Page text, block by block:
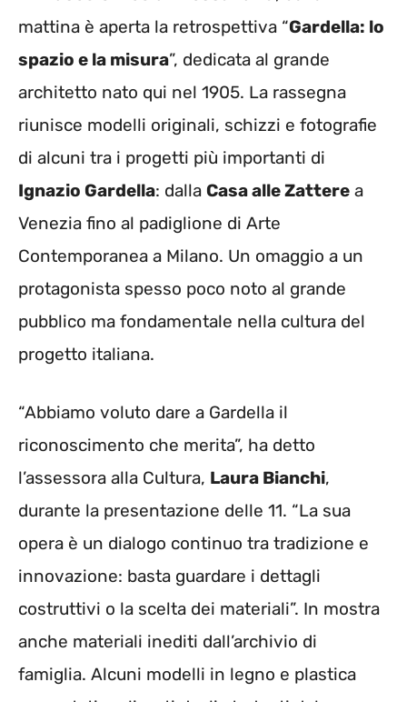
mattina è aperta la retrospettiva “Gardella: lo
spazio e la misura”, dedicata al grande
architetto nato qui nel 1905. La rassegna
riunisce modelli originali, schizzi e fotografie
di alcuni tra i progetti più importanti di
Ignazio Gardella: dalla Casa alle Zattere a
Venezia fino al padiglione di Arte
Contemporanea a Milano. Un omaggio a un
protagonista spesso poco noto al grande
pubblico ma fondamentale nella cultura del
progetto italiana.
“Abbiamo voluto dare a Gardella il
riconoscimento che merita”, ha detto
l’assessora alla Cultura, Laura Bianchi,
durante la presentazione delle 11. “La sua
opera è un dialogo continuo tra tradizione e
innovazione: basta guardare i dettagli
costruttivi o la scelta dei materiali”. In mostra
anche materiali inediti dall’archivio di
famiglia. Alcuni modelli in legno e plastica